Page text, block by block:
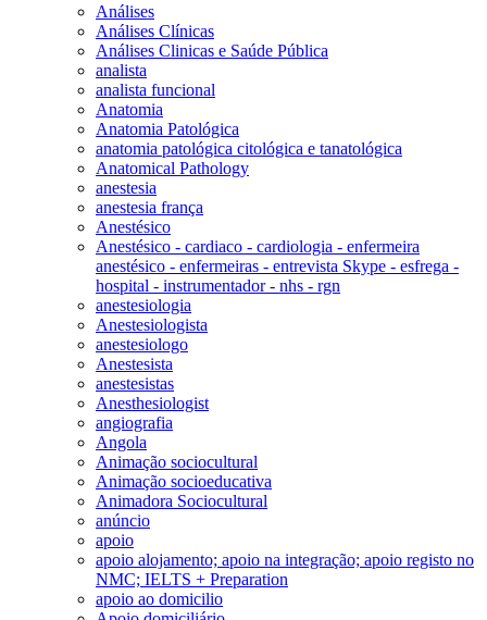
Análises
Análises Clínicas
Análises Clinicas e Saúde Pública
analista
analista funcional
Anatomia
Anatomia Patológica
anatomia patológica citológica e tanatológica
Anatomical Pathology
anestesia
anestesia frança
Anestésico
Anestésico - cardiaco - cardiologia - enfermeira
anestésico - enfermeiras - entrevista Skype - esfrega -
hospital - instrumentador - nhs - rgn
anestesiologia
Anestesiologista
anestesiologo
Anestesista
anestesistas
Anesthesiologist
angiografia
Angola
Animação sociocultural
Animação socioeducativa
Animadora Sociocultural
anúncio
apoio
apoio alojamento; apoio na integração; apoio registo no
NMC; IELTS + Preparation
apoio ao domicilio